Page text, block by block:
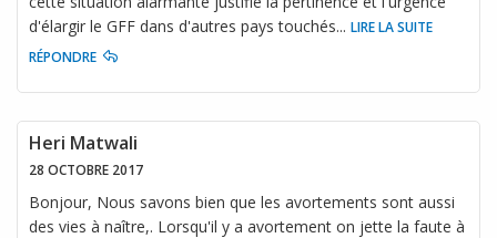
d'élargir le GFF dans d'autres pays touchés... LIRE LA SUITE
RÉPONDRE
Heri Matwali
28 OCTOBRE 2017
Bonjour, Nous savons bien que les avortements sont aussi
des vies à naître,. Lorsqu'il y a avortement on jette la faute à